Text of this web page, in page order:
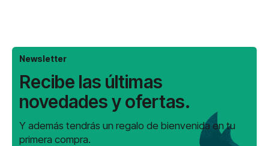
Newsletter
Recibe las últimas
novedades y ofertas.
Y además tendrás un regalo de bienvenida en tu
primera compra.